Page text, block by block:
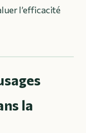
l’efficacité
la